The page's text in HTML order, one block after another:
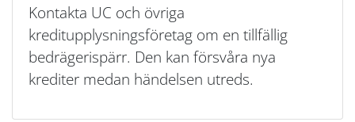
Kontakta UC och övriga
kreditupplysningsföretag om en tillfällig
bedrägerispärr. Den kan försvåra nya
krediter medan händelsen utreds.